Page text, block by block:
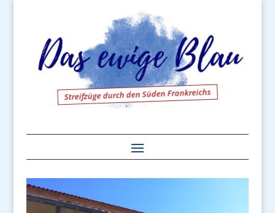
Streifzüge durch den Süden Frankreichs